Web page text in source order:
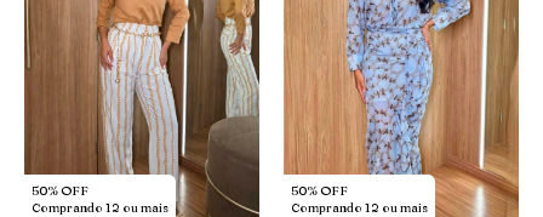
50% OFF
Comprando 12 ou mais
50% OFF
Comprando 12 ou mais